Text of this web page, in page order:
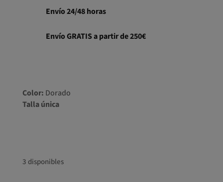
Envío 24/48 horas
Envío GRATIS a partir de 250€
Color: Dorado
Talla única
3 disponibles